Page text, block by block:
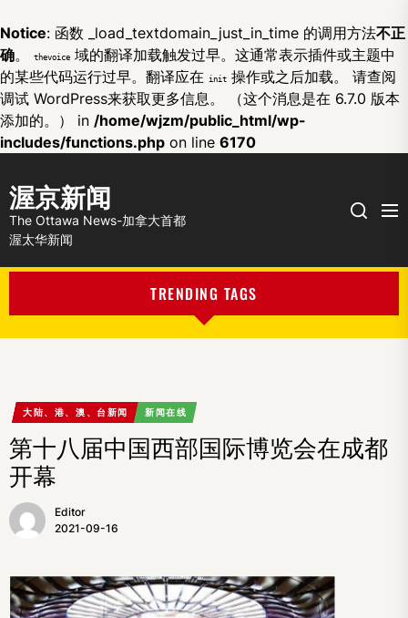
Notice: 函数 _load_textdomain_just_in_time 的调用方法不正
确。 thevoice 域的翻译加载触发过早。这通常表示插件或主题中
的某些代码运行过早。翻译应在
init 操作或之后加载。 请查阅
调试 WordPress来获取更多信息。 （这个消息是在 6.7.0 版本
添加的。） in /home/wjzm/public_html/wp-
includes/functions.php on line 6170
渥京新闻
The Ottawa News-加拿大首都
渥太华新闻
Search
TRENDING TAGS
大陆、港、澳、台新闻 新闻在线
第十八届中国西部国际博览会在成都
开幕
Editor
2021-09-16